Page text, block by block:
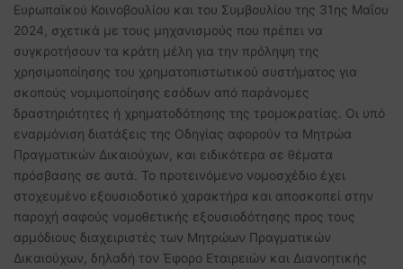
Ευρωπαϊκού Κοινοβουλίου και του Συμβουλίου της 31ης Μαΐου
2024, σχετικά με τους μηχανισμούς που πρέπει να
συγκροτήσουν τα κράτη μέλη για την πρόληψη της
χρησιμοποίησης του χρηματοπιστωτικού συστήματος για
σκοπούς νομιμοποίησης εσόδων από παράνομες
δραστηριότητες ή χρηματοδότησης της τρομοκρατίας. Οι υπό
εναρμόνιση διατάξεις της Οδηγίας αφορούν τα Μητρώα
Πραγματικών Δικαιούχων, και ειδικότερα σε θέματα
πρόσβασης σε αυτά. Το προτεινόμενο νομοσχέδιο έχει
στοχευμένο εξουσιοδοτικό χαρακτήρα και αποσκοπεί στην
παροχή σαφούς νομοθετικής εξουσιοδότησης προς τους
αρμόδιους διαχειριστές των Μητρώων Πραγματικών
Δικαιούχων, δηλαδή τον Έφορο Εταιρειών και Διανοητικής